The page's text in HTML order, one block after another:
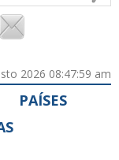
2026 08:47:59 am
PAÍSES